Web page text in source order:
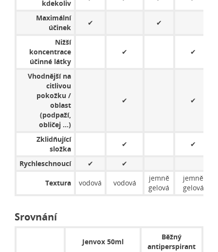
kdekoliv
Maximální
účinek
✔ ✔
Nižší
koncentrace
účinné látky
✔ ✔
Vhodnější na
citlivou
pokožku /
oblast
(podpaží,
obličej ...)
✔ ✔
Zklidňující
složka
✔ ✔
Rychleschnoucí ✔ ✔
Textura vodová vodová
jemně
gelová
jemně
gelová
Srovnání
Jenvox 50ml
Běžný
antiperspirant